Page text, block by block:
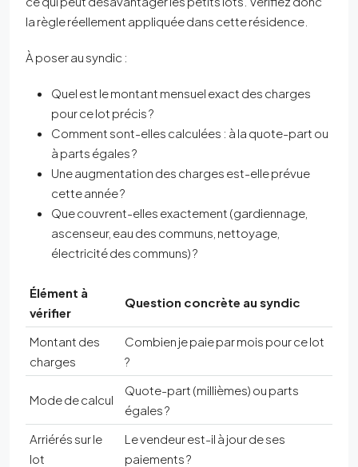
la règle réellement appliquée dans cette résidence.
À poser au syndic :
Quel est le montant mensuel exact des charges
pour ce lot précis ?
Comment sont-elles calculées : à la quote-part ou
à parts égales ?
Une augmentation des charges est-elle prévue
cette année ?
Que couvrent-elles exactement (gardiennage,
ascenseur, eau des communs, nettoyage,
électricité des communs) ?
Élément à
vérifier
Question concrète au syndic
Montant des
charges
Combien je paie par mois pour ce lot
?
Mode de calcul
Quote-part (millièmes) ou parts
égales ?
Arriérés sur le
lot
Le vendeur est-il à jour de ses
paiements ?